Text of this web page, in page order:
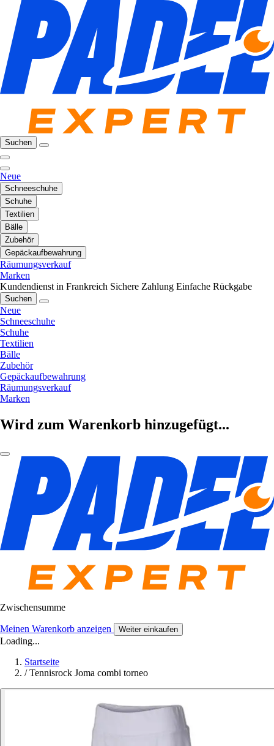
Suchen
Neue
Schneeschuhe
Schuhe
Textilien
Bälle
Zubehör
Gepäckaufbewahrung
Räumungsverkauf
Marken
Kundendienst in Frankreich Sichere Zahlung Einfache Rückgabe
Suchen
Neue
Schneeschuhe
Schuhe
Textilien
Bälle
Zubehör
Gepäckaufbewahrung
Räumungsverkauf
Marken
Wird zum Warenkorb hinzugefügt...
Zwischensumme
Meinen Warenkorb anzeigen Weiter einkaufen
Loading...
Startseite
/ Tennisrock Joma combi torneo